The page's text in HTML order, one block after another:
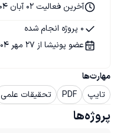
مهارت‌ها
تایپ
PDF تحقیقات علمی
آخرین فعالیت 02 آبان 1404
0 پروژه انجام شده
عضو پونیشا از 27 مهر 1404
پروژه‌ها